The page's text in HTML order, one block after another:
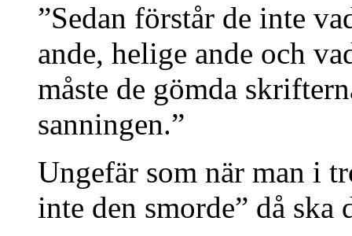
”Sedan förstår de inte
ande, helige ande och
måste de gömda
sanningen.”
Ungefär som när man i
inte den smorde” då ska